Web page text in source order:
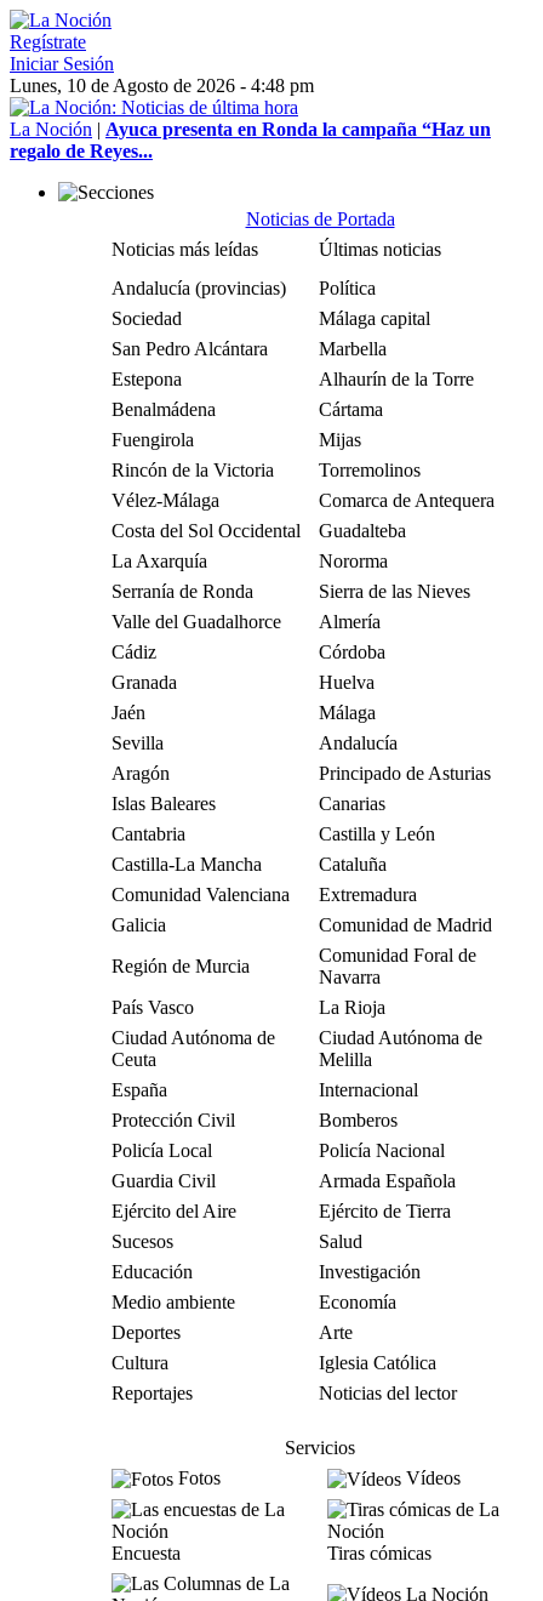
Regístrate
Iniciar Sesión
Lunes, 10 de Agosto de 2026 - 4:48 pm
La Noción | Ayuca presenta en Ronda la campaña “Haz un
regalo de Reyes...
Noticias de Portada
Noticias más leídas
Últimas noticias
Andalucía (provincias)
Política
Sociedad
Málaga capital
San Pedro Alcántara
Marbella
Estepona
Alhaurín de la Torre
Benalmádena
Cártama
Fuengirola
Mijas
Rincón de la Victoria
Torremolinos
Vélez-Málaga
Comarca de Antequera
Costa del Sol Occidental
Guadalteba
La Axarquía
Nororma
Serranía de Ronda
Sierra de las Nieves
Valle del Guadalhorce
Almería
Cádiz
Córdoba
Granada
Huelva
Jaén
Málaga
Sevilla
Andalucía
Aragón
Principado de Asturias
Islas Baleares
Canarias
Cantabria
Castilla y León
Castilla-La Mancha
Cataluña
Comunidad Valenciana
Extremadura
Galicia
Comunidad de Madrid
Región de Murcia
Comunidad Foral de
Navarra
País Vasco
La Rioja
Ciudad Autónoma de
Ceuta
Ciudad Autónoma de
Melilla
España
Internacional
Protección Civil
Bomberos
Policía Local
Policía Nacional
Guardia Civil
Armada Española
Ejército del Aire
Ejército de Tierra
Sucesos
Salud
Educación
Investigación
Medio ambiente
Economía
Deportes
Arte
Cultura
Iglesia Católica
Reportajes
Noticias del lector
Servicios
Fotos
Vídeos
Encuesta Tiras cómicas